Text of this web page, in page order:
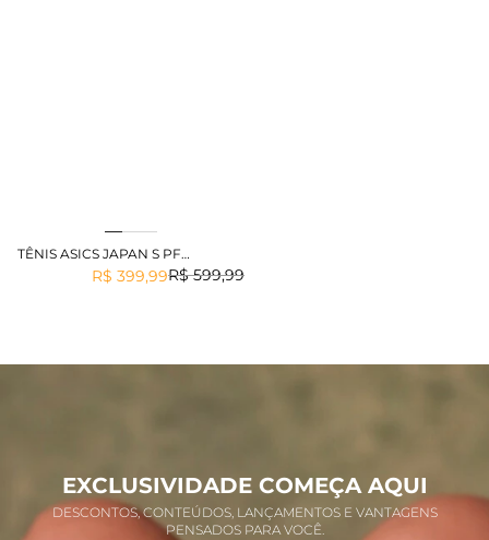
TÊNIS ASICS JAPAN S PF
R$ 599,99
R$ 399,99
EXCLUSIVIDADE COMEÇA AQUI
DESCONTOS, CONTEÚDOS, LANÇAMENTOS E VANTAGENS
PENSADOS PARA VOCÊ.